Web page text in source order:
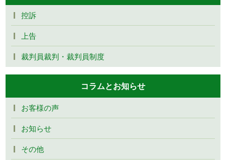
控訴
上告
裁判員裁判・裁判員制度
コラムとお知らせ
お客様の声
お知らせ
その他